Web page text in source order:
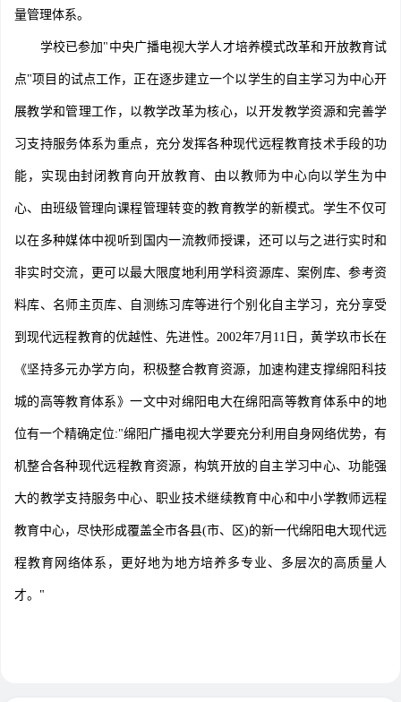
量管理体系。
学校已参加"中央广播电视大学人才培养模式改革和开放教育试
点"项目的试点工作，正在逐步建立一个以学生的自主学习为中心开
展教学和管理工作，以教学改革为核心，以开发教学资源和完善学
习支持服务体系为重点，充分发挥各种现代远程教育技术手段的功
能，实现由封闭教育向开放教育、由以教师为中心向以学生为中
心、由班级管理向课程管理转变的教育教学的新模式。学生不仅可
以在多种媒体中视听到国内一流教师授课，还可以与之进行实时和
非实时交流，更可以最大限度地利用学科资源库、案例库、参考资
料库、名师主页库、自测练习库等进行个别化自主学习，充分享受
到现代远程教育的优越性、先进性。2002年7月11日，黄学玖市长在
《坚持多元办学方向，积极整合教育资源，加速构建支撑绵阳科技
城的高等教育体系》一文中对绵阳电大在绵阳高等教育体系中的地
位有一个精确定位:"绵阳广播电视大学要充分利用自身网络优势，有
机整合各种现代远程教育资源，构筑开放的自主学习中心、功能强
大的教学支持服务中心、职业技术继续教育中心和中小学教师远程
教育中心，尽快形成覆盖全市各县(市、区)的新一代绵阳电大现代远
程教育网络体系，更好地为地方培养多专业、多层次的高质量人
才。"